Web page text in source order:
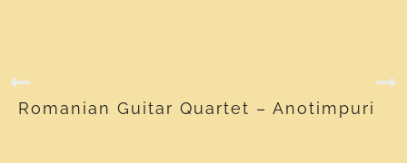
Romanian Guitar Quartet – Anotimpuri